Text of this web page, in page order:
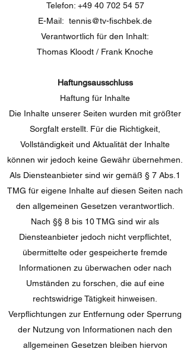
Telefon: +49 40 702 54 57
E-Mail: tennis@tv-fischbek.de
Verantwortlich für den Inhalt:
Thomas Kloodt / Frank Knoche
Haftungsausschluss
Haftung für Inhalte
Die Inhalte unserer Seiten wurden mit größter
Sorgfalt erstellt. Für die Richtigkeit,
Vollständigkeit und Aktualität der Inhalte
können wir jedoch keine Gewähr übernehmen.
Als Diensteanbieter sind wir gemäß § 7 Abs.1
TMG für eigene Inhalte auf diesen Seiten nach
den allgemeinen Gesetzen verantwortlich.
Nach §§ 8 bis 10 TMG sind wir als
Diensteanbieter jedoch nicht verpflichtet,
übermittelte oder gespeicherte fremde
Informationen zu überwachen oder nach
Umständen zu forschen, die auf eine
rechtswidrige Tätigkeit hinweisen.
Verpflichtungen zur Entfernung oder Sperrung
der Nutzung von Informationen nach den
allgemeinen Gesetzen bleiben hiervon